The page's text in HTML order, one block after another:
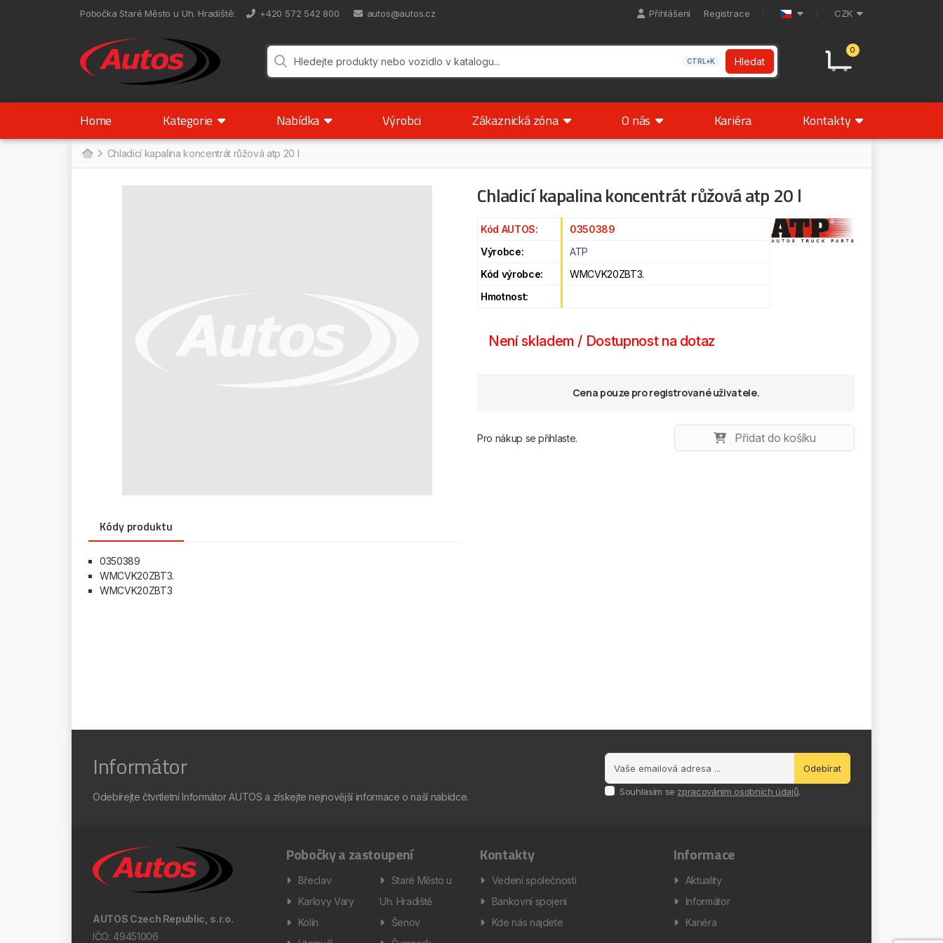
Pobočka Staré Město u Uh. Hradiště: +420 572 542 800 autos@autos.cz Přihlášení Registrace CZK
0
CTRL+K Hledat
Home Kategorie Nabídka Výrobci Zákaznická zóna O nás Kariéra Kontakty
Chladicí kapalina koncentrát růžová atp 20 l
Chladicí kapalina koncentrát růžová atp 20 l
Kód AUTOS:
0350389
Výrobce:
ATP
Kód výrobce:
WMCVK20ZBT3.
Hmotnost:
Není skladem / Dostupnost na dotaz
Cena pouze pro registrované uživatele.
Pro nákup se přihlaste. Přidat do košíku
Kódy produktu
0350389
WMCVK20ZBT3.
WMCVK20ZBT3
Informátor
Odebírejte čtvrtletní Informátor AUTOS a získejte nejnovější informace o naší nabídce.
Odebírat
Souhlasím se zpracováním osobních údajů.
AUTOS Czech Republic, s.r.o.
IČO: 49451006
Pobočky a zastoupení
Břeclav
Karlovy Vary
Kolín
Staré Město u
Uh. Hradiště
Šenov
Kontakty
Vedení společnosti
Bankovní spojení
Kde nás najdete
Informace
Aktuality
Informátor
Kariéra